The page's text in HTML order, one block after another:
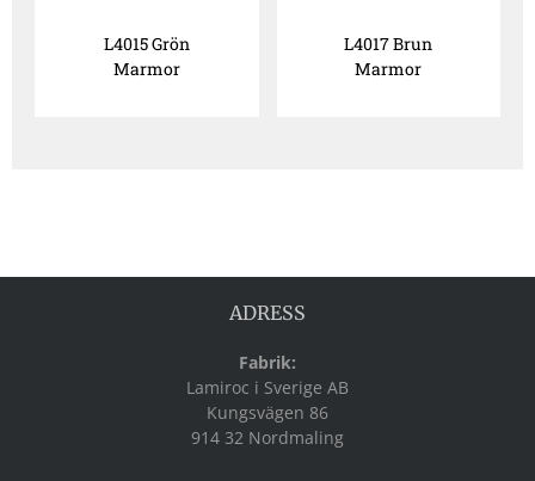
L4015 Grön
Marmor
L4017 Brun
Marmor
ADRESS
Fabrik:
Lamiroc i Sverige AB
Kungsvägen 86
914 32 Nordmaling